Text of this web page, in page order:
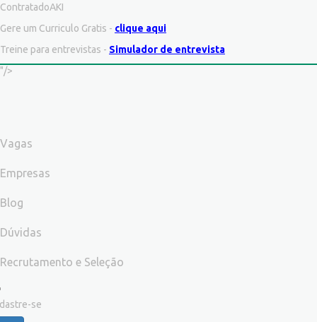
ContratadoAKI
Gere um Curriculo Gratis - clique aqui
Treine para entrevistas - Simulador de entrevista
"/>
Vagas
Empresas
Blog
Dúvidas
Recrutamento e Seleção
se